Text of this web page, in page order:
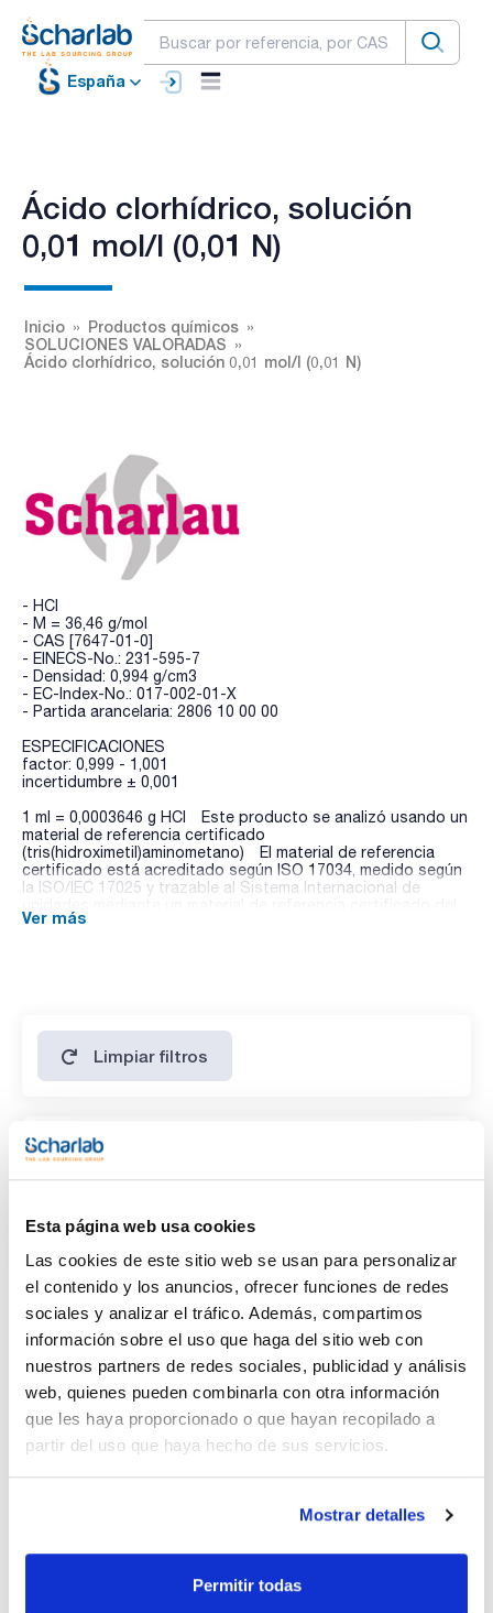
Esta página web usa cookies
Las cookies de este sitio web se usan para personalizar
el contenido y los anuncios, ofrecer funciones de redes
sociales y analizar el tráfico. Además, compartimos
información sobre el uso que haga del sitio web con
nuestros partners de redes sociales, publicidad y análisis
web, quienes pueden combinarla con otra información
que les haya proporcionado o que hayan recopilado a
partir del uso que haya hecho de sus servicios.
Mostrar detalles
Permitir todas
España
Ácido clorhídrico, solución
0,01 mol/l (0,01 N)
Inicio
Productos químicos
SOLUCIONES VALORADAS
Ácido clorhídrico, solución 0,01 mol/l (0,01 N)
- HCl
- M = 36,46 g/mol
- CAS [7647-01-0]
- EINECS-No.: 231-595-7
- Densidad: 0,994 g/cm3
- EC-Index-No.: 017-002-01-X
- Partida arancelaria: 2806 10 00 00
ESPECIFICACIONES
factor: 0,999 - 1,001
incertidumbre ± 0,001
1 ml = 0,0003646 g HCl Este producto se analizó usando un
material de referencia certificado
(tris(hidroximetil)aminometano) El material de referencia
certificado está acreditado según ISO 17034, medido según
la ISO/IEC 17025 y trazable al Sistema Internacional de
NIST: SRM® 723 (Tris(hydroxymethyl)aminomethane
Ver más
Limpiar filtros
Características
Capacidad
x 1 l(1)
Capacidad
x 1 l
x 1 l :: Botella de
Comprar